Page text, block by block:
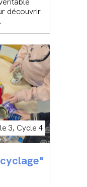
découvrir
3, Cycle 4